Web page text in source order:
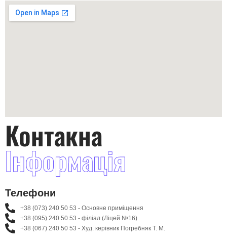
Контакна
Інформація
Телефони
+38 (073) 240 50 53 - Основне приміщення
+38 (095) 240 50 53 - філіал (Ліцей №16)
+38 (067) 240 50 53 - Худ. керівник Погребняк Т. М.